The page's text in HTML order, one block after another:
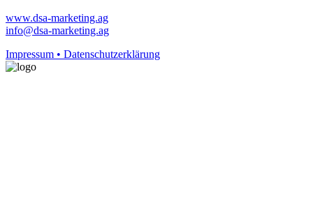
www.dsa-marketing.ag
info@dsa-marketing.ag
Impressum • Datenschutzerklärung